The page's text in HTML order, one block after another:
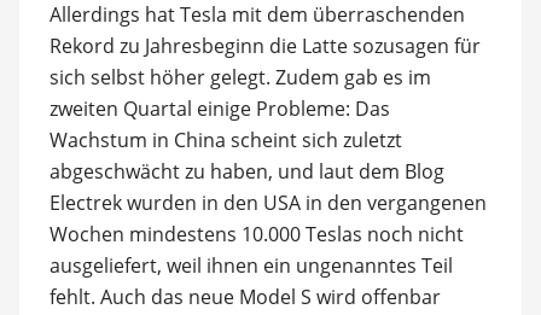
Allerdings hat Tesla mit dem überraschenden
Rekord zu Jahresbeginn die Latte sozusagen für
sich selbst höher gelegt. Zudem gab es im
zweiten Quartal einige Probleme: Das
Wachstum in China scheint sich zuletzt
abgeschwächt zu haben, und laut dem Blog
Electrek wurden in den USA in den vergangenen
Wochen mindestens 10.000 Teslas noch nicht
ausgeliefert, weil ihnen ein ungenanntes Teil
fehlt. Auch das neue Model S wird offenbar